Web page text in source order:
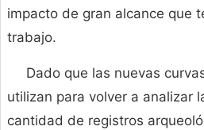
impacto de gran alcance que
trabajo.
Dado que las nuevas
utilizan para volver a analizar
cantidad de registros